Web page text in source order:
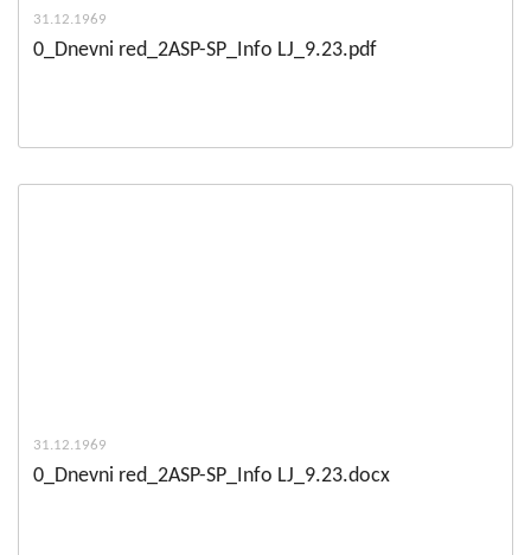
31.12.1969
0_Dnevni red_2ASP-SP_Info LJ_9.23.pdf
31.12.1969
0_Dnevni red_2ASP-SP_Info LJ_9.23.docx